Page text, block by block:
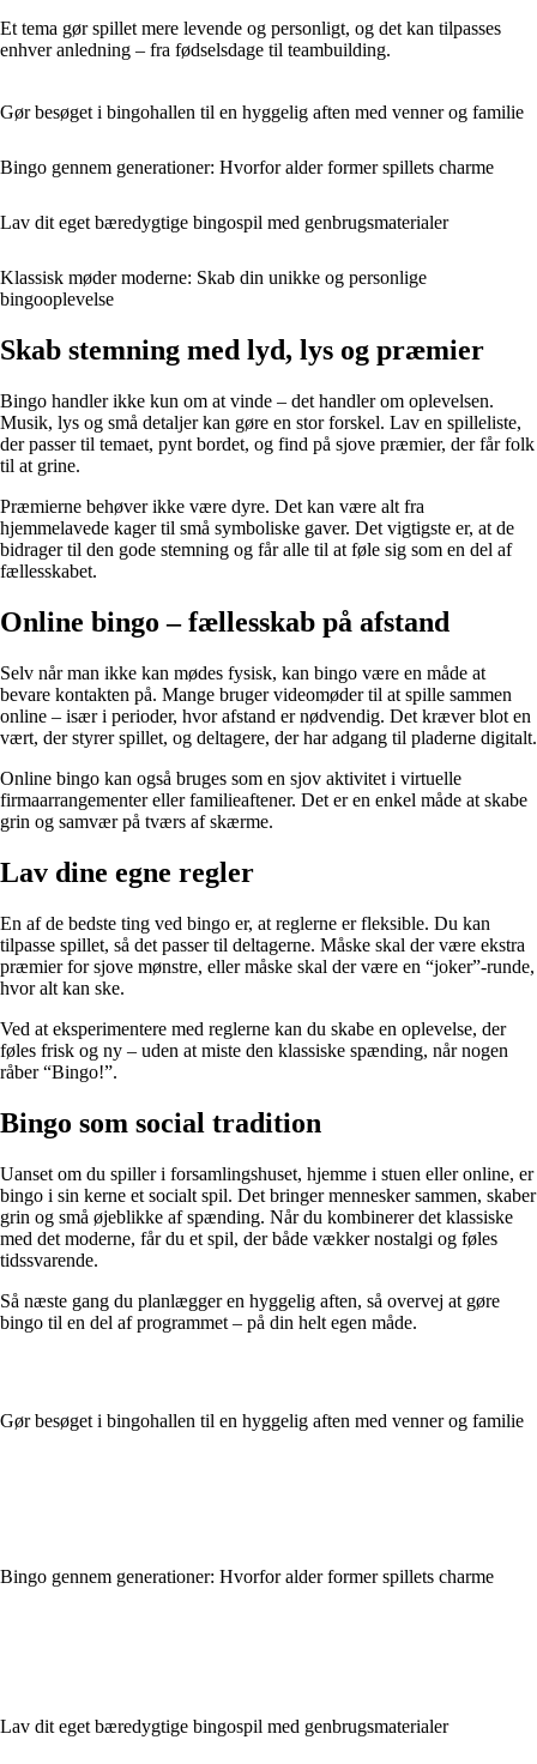
Et tema gør spillet mere levende og personligt, og det kan tilpasses
enhver anledning – fra fødselsdage til teambuilding.
Gør besøget i bingohallen til en hyggelig aften med venner og familie
Bingo gennem generationer: Hvorfor alder former spillets charme
Lav dit eget bæredygtige bingospil med genbrugsmaterialer
Klassisk møder moderne: Skab din unikke og personlige
bingooplevelse
Skab stemning med lyd, lys og præmier
Bingo handler ikke kun om at vinde – det handler om oplevelsen.
Musik, lys og små detaljer kan gøre en stor forskel. Lav en spilleliste,
der passer til temaet, pynt bordet, og find på sjove præmier, der får folk
til at grine.
Præmierne behøver ikke være dyre. Det kan være alt fra
hjemmelavede kager til små symboliske gaver. Det vigtigste er, at de
bidrager til den gode stemning og får alle til at føle sig som en del af
fællesskabet.
Online bingo – fællesskab på afstand
Selv når man ikke kan mødes fysisk, kan bingo være en måde at
bevare kontakten på. Mange bruger videomøder til at spille sammen
online – især i perioder, hvor afstand er nødvendig. Det kræver blot en
vært, der styrer spillet, og deltagere, der har adgang til pladerne digitalt.
Online bingo kan også bruges som en sjov aktivitet i virtuelle
firmaarrangementer eller familieaftener. Det er en enkel måde at skabe
grin og samvær på tværs af skærme.
Lav dine egne regler
En af de bedste ting ved bingo er, at reglerne er fleksible. Du kan
tilpasse spillet, så det passer til deltagerne. Måske skal der være ekstra
præmier for sjove mønstre, eller måske skal der være en “joker”-runde,
hvor alt kan ske.
Ved at eksperimentere med reglerne kan du skabe en oplevelse, der
føles frisk og ny – uden at miste den klassiske spænding, når nogen
råber “Bingo!”.
Bingo som social tradition
Uanset om du spiller i forsamlingshuset, hjemme i stuen eller online, er
bingo i sin kerne et socialt spil. Det bringer mennesker sammen, skaber
grin og små øjeblikke af spænding. Når du kombinerer det klassiske
med det moderne, får du et spil, der både vækker nostalgi og føles
tidssvarende.
Så næste gang du planlægger en hyggelig aften, så overvej at gøre
bingo til en del af programmet – på din helt egen måde.
Gør besøget i bingohallen til en hyggelig aften med venner og familie
Bingo gennem generationer: Hvorfor alder former spillets charme
Lav dit eget bæredygtige bingospil med genbrugsmaterialer